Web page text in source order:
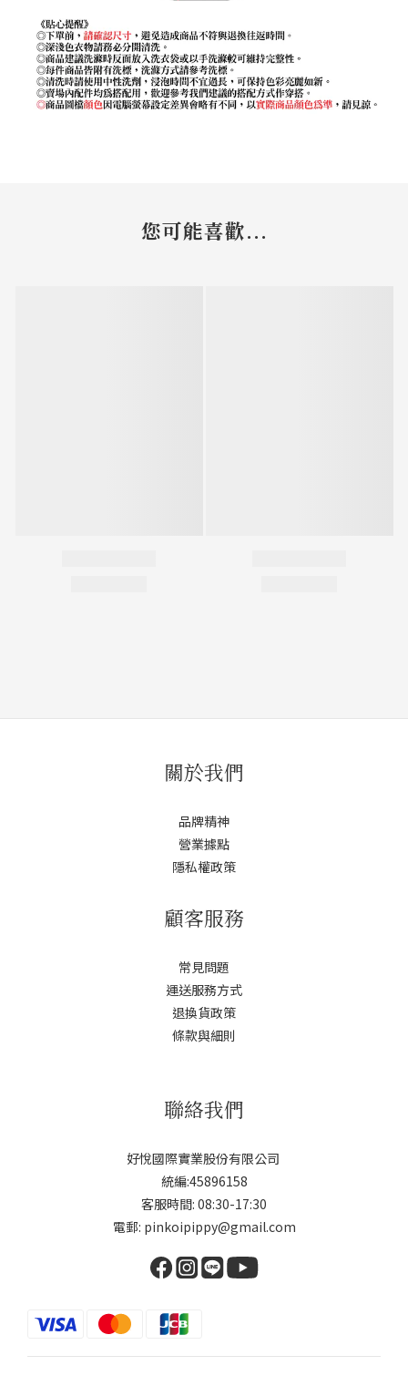
您可能喜歡...
關於我們
品牌精神
營業據點
隱私權政策
顧客服務
常見問題
運送服務方式
退換貨政策
條款與細則
聯絡我們
好悅國際實業股份有限公司
統編:45896158
客服時間: 08:30-17:30
電郵: pinkoipippy@gmail.com